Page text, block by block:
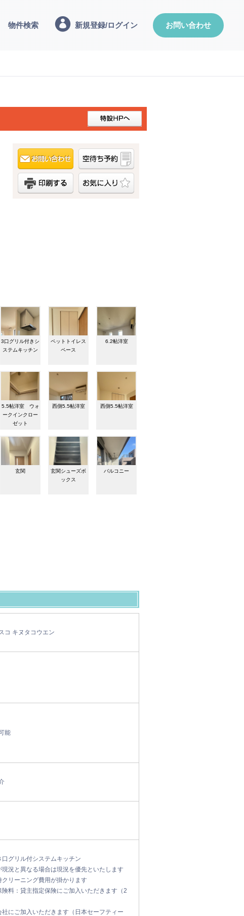
物件検索 新規登録/ログイン お問い合わせ
3口グリル付きシ
ステムキッチン
ペットトイレス
ペース
6.2帖洋室
5.5帖洋室 ウォ
ークインクロー
ゼット
西側5.5帖洋室 西側5.5帖洋室
玄関
玄関シューズボ
ックス
バルコニー
コ キヌタコウエン
能
口グリル付システムキッチン
現況と異なる場合は現況を優先といたします
クリーニング費用が掛かります
険料：貸主指定保険にご加入いただきます（2
社にご加入いただきます（日本セーフティー